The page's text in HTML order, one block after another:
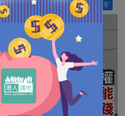
與廣大市民加強溝通，共創繁盛香
港。
分享
351